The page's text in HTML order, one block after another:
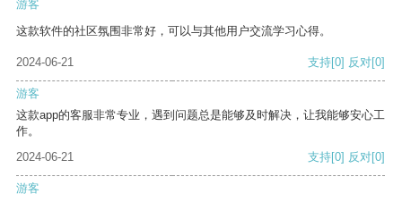
游客
这款软件的社区氛围非常好，可以与其他用户交流学习心得。
2024-06-21 支持[0] 反对[0]
游客
这款app的客服非常专业，遇到问题总是能够及时解决，让我能够安心工
作。
2024-06-21
支持[0] 反对[0]
游客